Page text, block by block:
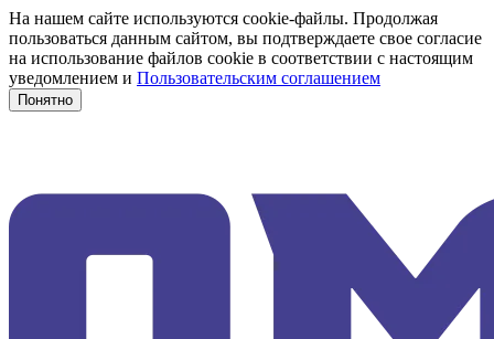
На нашем сайте используются cookie-файлы. Продолжая
пользоваться данным сайтом, вы подтверждаете свое согласие
на использование файлов cookie в соответствии с настоящим
уведомлением и Пользовательским соглашением
Понятно